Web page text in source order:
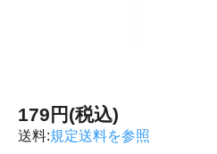
179円(税込)
送料:規定送料を参照